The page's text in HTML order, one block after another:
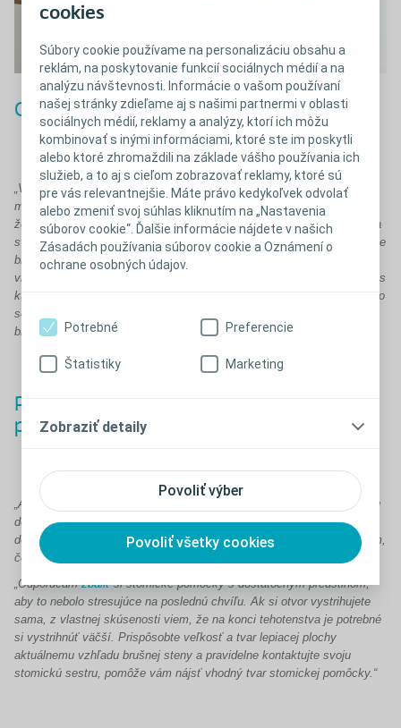
cookies
Súbory cookie používame na personalizáciu obsahu a
reklám, na poskytovanie funkcií sociálnych médií a na
analýzu návštevnosti. Informácie o vašom používaní
našej stránky zdieľame aj s našimi partnermi v oblasti
sociálnych médií, reklamy a analýzy, ktorí ich môžu
kombinovať s inými informáciami, ktoré ste im poskytli
alebo ktoré zhromaždili na základe vášho používania ich
služieb, a to aj s cieľom zobrazovať reklamy, ktoré sú
pre vás relevantnejšie. Máte právo kedykoľvek odvolať
alebo zmeniť svoj súhlas kliknutím na „Nastavenia
súborov cookie“. Ďalšie informácie nájdete v našich
Zásadách používania súborov cookie a Oznámení o
ochrane osobných údajov.
Povoliť výber
Povoliť všetky cookies
Potrebné Preferencie
Štatistiky Marketing
Zobraziť detaily
Odfoťte si tehotenské bruško
„Vaše bruško je krásne v každej fáze tehotenstva. Napriek stómii a
možným jazvám z predchádzajúcichoperáciíje dôležité si uvedomiť,
že vaše bruško je rovnako krásne ako každé iné. Keď si spomínam na
svoje prvé tehotenstvo, pamätám si, že som sa cítila nezvyčajne. Moje
brucho nevyzeralo ako všetky tie dokonalé, okrúhle brušká, ktoré som
videla v knihách o tehotenstve, a bolo vlastne ťažké nájsť informácie, s
ktorými by som sa mohla stotožniť. Preto som si ho takmer nefotila, čo
som neskôr ľutovala. Je veľká radosť pozerať sa na fotky rastúceho
bruška, ako sa mení a ako sa stómia počas tehotenstva presúva.“
Pred pôrodom si pripravte stomické
pomôcky
„Ako nastávajúca mamička so stómiou si musíte nielen pripraviť tašku
do pôrodnice so všetkým, čo potrebujete pre bábätko, ale tiež si vziať
dobre vybavenú tašku so stomickými pomôckami a všetkým ostatným,
čo by ste mohli potrebovať."
„Odporúčamzbaliťsi stomické pomôcky s dostatočným predstihom,
aby to nebolo stresujúce na poslednú chvíľu. Ak si otvor vystrihujete
sama, z vlastnej skúsenosti viem, že na konci tehotenstva je potrebné
si vystrihnúť väčší. Prispôsobte veľkosť a tvar lepiacej plochy
aktuálnemu vzhľadu brušnej steny a pravidelne kontaktujte svoju
stomickú sestru, pomôže vám nájsť vhodný tvar stomickej pomôcky.“